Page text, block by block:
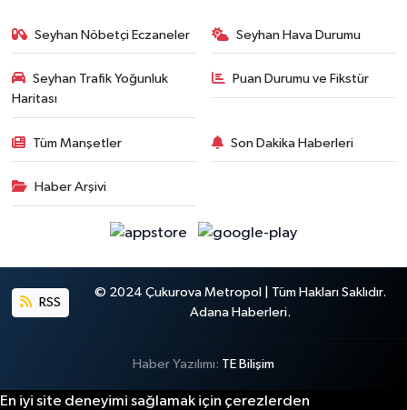
Seyhan Nöbetçi Eczaneler Seyhan Hava Durumu
Seyhan Trafik Yoğunluk
Haritası
Puan Durumu ve Fikstür
Tüm Manşetler Son Dakika Haberleri
Haber Arşivi
RSS
© 2024 Çukurova Metropol | Tüm Hakları Saklıdır.
Adana Haberleri.
Haber Yazılımı: TE Bilişim
En iyi site deneyimi sağlamak için çerezlerden